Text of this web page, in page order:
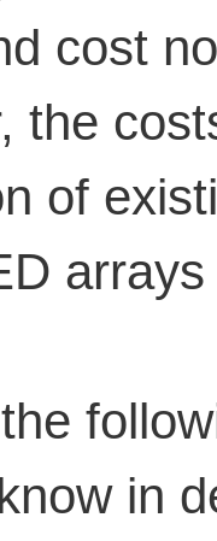
cost
the
of
in